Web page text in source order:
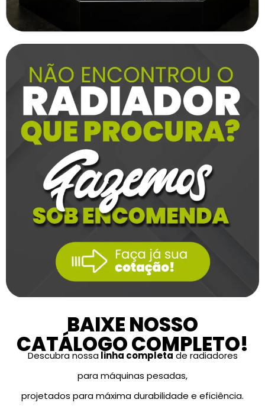
BAIXE NOSSO
CATÁLOGO COMPLETO!
Descubra nossalinha completa de radiadores
para máquinas pesadas,
projetados para máxima durabilidade e eficiência.